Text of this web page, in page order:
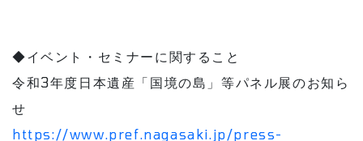
◆イベント・セミナーに関すること
令和3年度日本遺産「国境の島」等パネル展のお知ら
せ
https://www.pref.nagasaki.jp/press-